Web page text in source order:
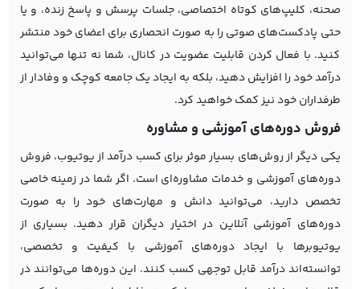
صحنه، کلیپ‌های کوتاه اختصاصی، جلسات پرسش و پاسخ زنده، و یا
حتی پادکست‌های صوتی را به صورت انحصاری برای اعضای خود منتشر
کنید. با فعال کردن قابلیت عضویت در کانال، شما نه تنها می‌توانید
درآمد خود را افزایش دهید، بلکه به ایجاد یک جامعه کوچک و وفادار از
طرفداران خود نیز کمک خواهید کرد.
فروش دوره‌های آموزشی و مشاوره
یکی دیگر از روش‌های بسیار موثر برای کسب درآمد از یوتیوب، فروش
دوره‌های آموزشی و خدمات مشاوره‌ای است. اگر شما در زمینه خاصی
تخصص دارید، می‌توانید دانش و مهارت‌های خود را به صورت
دوره‌های آموزشی آنلاین در اختیار دیگران قرار دهید. بسیاری از
یوتیوبرها با ایجاد دوره‌های آموزشی با کیفیت و تخصصی،
توانسته‌اند درآمد قابل توجهی کسب کنند. این دوره‌ها می‌توانند در